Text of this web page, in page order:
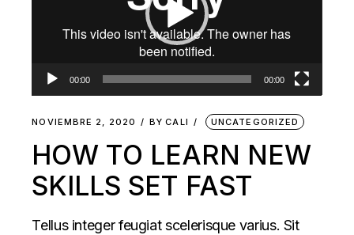
00:00 00:00
NOVIEMBRE 2, 2020 BY CALI UNCATEGORIZED
HOW TO LEARN NEW
SKILLS SET FAST
Tellus integer feugiat scelerisque varius. Sit